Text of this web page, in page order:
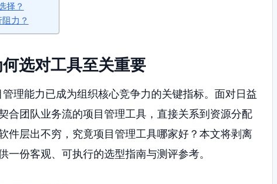
择？
力？
选对工具至关重要
理能力已成为组织核心竞争力的关键指标。面对日益
合团队业务流的项目管理工具，直接关系到资源分配
件层出不穷，究竟项目管理工具哪家好？本文将剥离
份客观、可执行的选型指南与测评参考。